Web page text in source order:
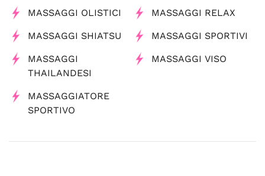
MASSAGGI OLISTICI MASSAGGI RELAX
MASSAGGI SHIATSU MASSAGGI SPORTIVI
MASSAGGI
THAILANDESI
MASSAGGI VISO
MASSAGGIATORE
SPORTIVO